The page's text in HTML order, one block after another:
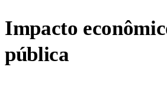
Impacto
pública